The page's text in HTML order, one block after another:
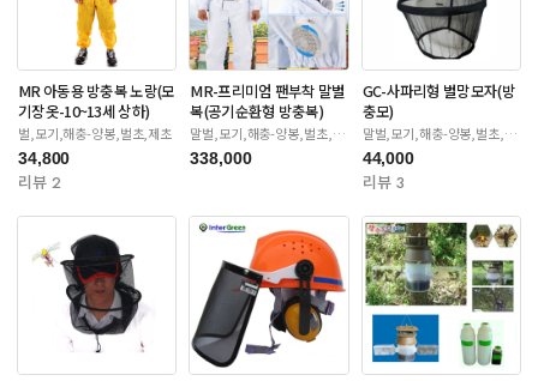
MR 아동용 방충복 노랑(모
기장옷-10~13세 상하)
벌,모기,해충-양봉,벌초,제초
34,800
리뷰 2
MR-프리미엄 팬부착 말벌
복(공기순환형 방충복)
말벌,모기,해충-양봉,벌초,제
초
338,000
GC-사파리형 벌망모자(방
충모)
말벌,모기,해충-양봉,벌초,제
초
44,000
리뷰 3